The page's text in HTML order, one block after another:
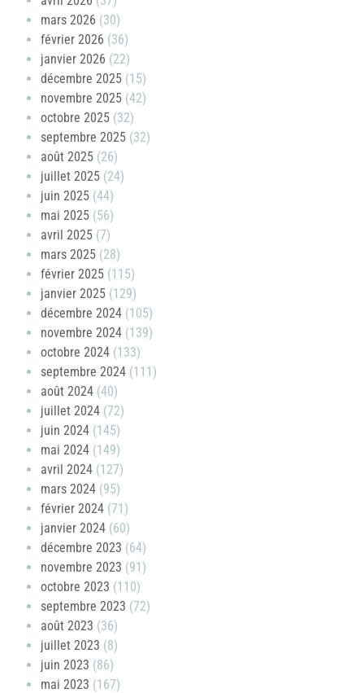
mars 2026 (30)
février 2026 (36)
janvier 2026 (22)
décembre 2025 (15)
novembre 2025 (42)
octobre 2025 (32)
septembre 2025 (32)
août 2025 (26)
juillet 2025 (24)
juin 2025 (44)
mai 2025 (56)
avril 2025 (7)
mars 2025 (28)
février 2025 (115)
janvier 2025 (129)
décembre 2024 (105)
novembre 2024 (139)
octobre 2024 (133)
septembre 2024 (111)
août 2024 (40)
juillet 2024 (72)
juin 2024 (145)
mai 2024 (149)
avril 2024 (127)
mars 2024 (95)
février 2024 (71)
janvier 2024 (60)
décembre 2023 (64)
novembre 2023 (91)
octobre 2023 (110)
septembre 2023 (72)
août 2023 (36)
juillet 2023 (8)
juin 2023 (86)
mai 2023 (167)